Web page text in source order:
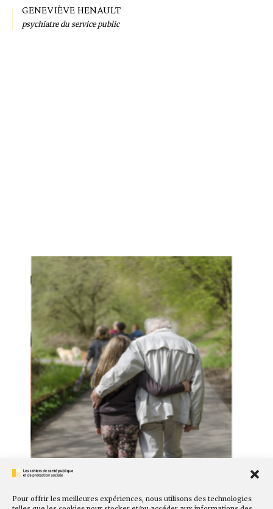
Pour offrir les meilleures expériences, nous utilisons des technologies
GENEVIÈVE HENAULT
psychiatre du service public